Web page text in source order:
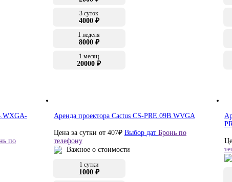
3 суток
4000 ₽
1 неделя
8000 ₽
1 месяц
20000 ₽
по
Аренда проектора Cactus CS-PRE.09B.WVGA
Цена за сутки от 407₽ Выбор дат Бронь по
телефону
Важное о стоимости
1 сутки
1000 ₽